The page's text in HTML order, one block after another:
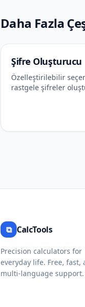
Daha Fazla
Şifre Oluşturucu
Özelleştirilebilir
rastgele şifreler
⧉ CalcTools
Precision calculators for
everyday life. Free, fast,
multi-language support.